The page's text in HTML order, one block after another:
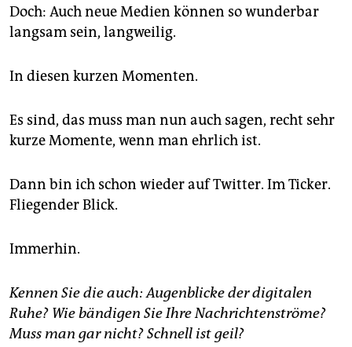
Doch: Auch neue Medien können so wunderbar
langsam sein, langweilig.
In diesen kurzen Momenten.
Es sind, das muss man nun auch sagen, recht sehr
kurze Momente, wenn man ehrlich ist.
Dann bin ich schon wieder auf Twitter. Im Ticker.
Fliegender Blick.
Immerhin.
Kennen Sie die auch: Augenblicke der digitalen
Ruhe? Wie bändigen Sie Ihre Nachrichtenströme?
Muss man gar nicht? Schnell ist geil?